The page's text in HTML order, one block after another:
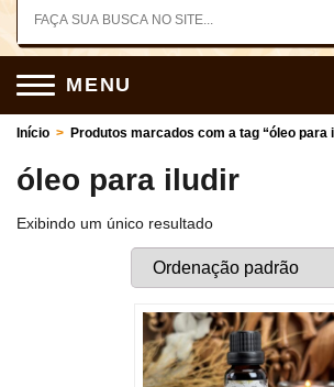
MENU
Início > Produtos marcados com a tag “óleo para
óleo para iludir
Exibindo um único resultado